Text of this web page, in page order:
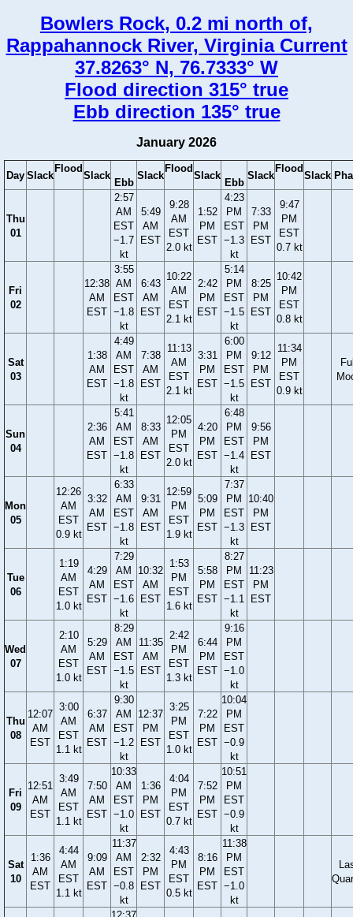
Bowlers Rock, 0.2 mi north of,
Rappahannock River, Virginia Current
37.8263° N, 76.7333° W
Flood direction 315° true
Ebb direction 135° true
January 2026
Day Slack
Flood
Slack
Ebb
Slack
Flood
Slack
Ebb
Slack
Flood
Slack
Thu
01
2:57
AM
EST
−1.7
kt
5:49
AM
EST
9:28
AM
EST
2.0 kt
1:52
PM
EST
4:23
PM
EST
−1.3
kt
7:33
PM
EST
9:47
PM
EST
0.7 kt
Fri
02
12:38
AM
EST
3:55
AM
EST
−1.8
kt
6:43
AM
EST
10:22
AM
EST
2.1 kt
2:42
PM
EST
5:14
PM
EST
−1.5
kt
8:25
PM
EST
10:42
PM
EST
0.8 kt
Sat
03
1:38
AM
EST
4:49
AM
EST
−1.8
kt
7:38
AM
EST
11:13
AM
EST
2.1 kt
3:31
PM
EST
6:00
PM
EST
−1.5
kt
9:12
PM
EST
11:34
PM
EST
0.9 kt
Sun
04
2:36
AM
EST
5:41
AM
EST
−1.8
kt
8:33
AM
EST
12:05
PM
EST
2.0 kt
4:20
PM
EST
6:48
PM
EST
−1.4
kt
9:56
PM
EST
Mon
05
12:26
AM
EST
0.9 kt
3:32
AM
EST
6:33
AM
EST
−1.8
kt
9:31
AM
EST
12:59
PM
EST
1.9 kt
5:09
PM
EST
7:37
PM
EST
−1.3
kt
10:40
PM
EST
Tue
06
1:19
AM
EST
1.0 kt
4:29
AM
EST
7:29
AM
EST
−1.6
kt
10:32
AM
EST
1:53
PM
EST
1.6 kt
5:58
PM
EST
8:27
PM
EST
−1.1
kt
11:23
PM
EST
Wed
07
2:10
AM
EST
1.0 kt
5:29
AM
EST
8:29
AM
EST
−1.5
kt
11:35
AM
EST
2:42
PM
EST
1.3 kt
6:44
PM
EST
9:16
PM
EST
−1.0
kt
Thu
08
12:07
AM
EST
3:00
AM
EST
1.1 kt
6:37
AM
EST
9:30
AM
EST
−1.2
kt
12:37
PM
EST
3:25
PM
EST
1.0 kt
7:22
PM
EST
10:04
PM
EST
−0.9
kt
Fri
09
12:51
AM
EST
3:49
AM
EST
1.1 kt
7:50
AM
EST
10:33
AM
EST
−1.0
kt
1:36
PM
EST
4:04
PM
EST
0.7 kt
7:52
PM
EST
10:51
PM
EST
−0.9
kt
Sat
10
1:36
AM
EST
4:44
AM
EST
1.1 kt
9:09
AM
EST
11:37
AM
EST
−0.8
kt
2:32
PM
EST
4:43
PM
EST
0.5 kt
8:16
PM
EST
11:38
PM
EST
−1.0
kt